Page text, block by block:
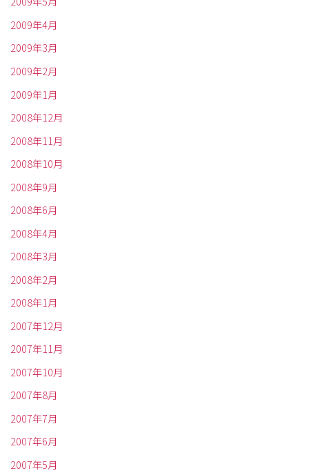
2009年4月
2009年3月
2009年2月
2009年1月
2008年12月
2008年11月
2008年10月
2008年9月
2008年6月
2008年4月
2008年3月
2008年2月
2008年1月
2007年12月
2007年11月
2007年10月
2007年8月
2007年7月
2007年6月
2007年5月